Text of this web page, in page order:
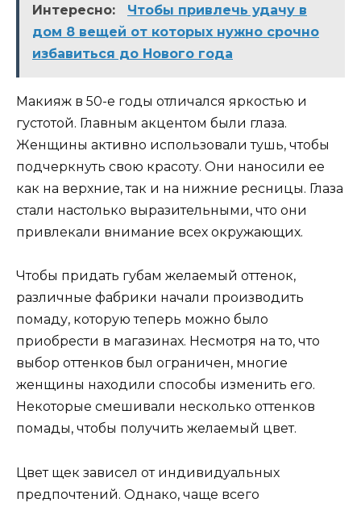
Интересно:
Чтобы привлечь удачу в
дом 8 вещей от которых нужно срочно
избавиться до Нового года
Макияж в 50-е годы отличался яркостью и
густотой. Главным акцентом были глаза.
Женщины активно использовали тушь, чтобы
подчеркнуть свою красоту. Они наносили ее
как на верхние, так и на нижние ресницы. Глаза
стали настолько выразительными, что они
привлекали внимание всех окружающих.
Чтобы придать губам желаемый оттенок,
различные фабрики начали производить
помаду, которую теперь можно было
приобрести в магазинах. Несмотря на то, что
выбор оттенков был ограничен, многие
женщины находили способы изменить его.
Некоторые смешивали несколько оттенков
помады, чтобы получить желаемый цвет.
Цвет щек зависел от индивидуальных
предпочтений. Однако, чаще всего